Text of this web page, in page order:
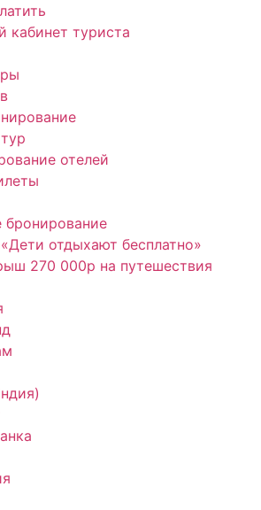
кабинет туриста
отелей
бронирование
отдыхают бесплатно»
270 000р на путешествия